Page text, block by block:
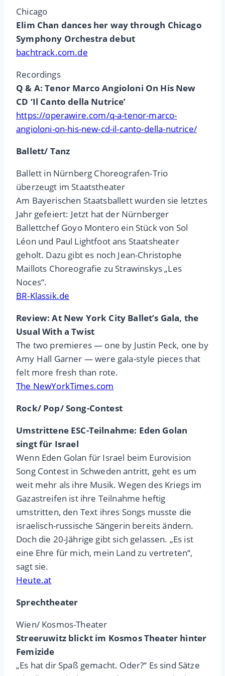
Chicago
Elim Chan dances her way through Chicago
Symphony Orchestra debut
bachtrack.com.de
Recordings
Q & A: Tenor Marco Angioloni On His New
CD ‘Il Canto della Nutrice’
https://operawire.com/q-a-tenor-marco-
angioloni-on-his-new-cd-il-canto-della-nutrice/
Ballett/ Tanz
Ballett in Nürnberg Choreografen-Trio
überzeugt im Staatstheater
Am Bayerischen Staatsballett wurden sie letztes
Jahr gefeiert: Jetzt hat der Nürnberger
Ballettchef Goyo Montero ein Stück von Sol
Léon und Paul Lightfoot ans Staatsheater
geholt. Dazu gibt es noch Jean-Christophe
Maillots Choreografie zu Strawinskys „Les
Noces“.
BR-Klassik.de
Review: At New York City Ballet’s Gala, the
Usual With a Twist
The two premieres — one by Justin Peck, one by
Amy Hall Garner — were gala-style pieces that
felt more fresh than rote.
The NewYorkTimes.com
Rock/ Pop/ Song-Contest
Umstrittene ESC-Teilnahme: Eden Golan
singt für Israel
Wenn Eden Golan für Israel beim Eurovision
Song Contest in Schweden antritt, geht es um
weit mehr als ihre Musik. Wegen des Kriegs im
Gazastreifen ist ihre Teilnahme heftig
umstritten, den Text ihres Songs musste die
israelisch-russische Sängerin bereits ändern.
Doch die 20-Jährige gibt sich gelassen. „Es ist
eine Ehre für mich, mein Land zu vertreten“,
sagt sie.
Heute.at
Sprechtheater
Wien/ Kosmos-Theater
Streeruwitz blickt im Kosmos Theater hinter
Femizide
„Es hat dir Spaß gemacht. Oder?“ Es sind Sätze